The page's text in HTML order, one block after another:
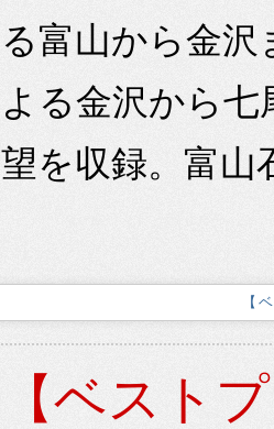
る富山から金
よる金沢から
望を収録。富山
【
【ベスト